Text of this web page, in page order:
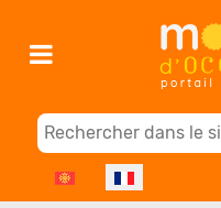
Sélectionnez votre